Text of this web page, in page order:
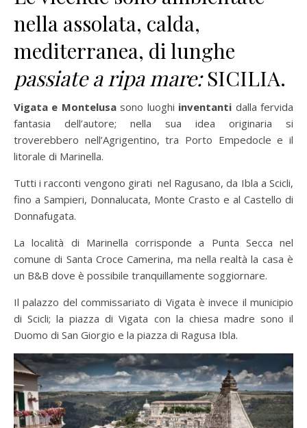
nella assolata, calda,
mediterranea, di lunghe
passiate a ripa mare:SICILIA.
Vigata e Montelusa sono luoghi inventanti dalla fervida
fantasia dell’autore; nella sua idea originaria si
troverebbero nell’Agrigentino, tra Porto Empedocle e il
litorale di Marinella.
Tutti i racconti vengono girati nel Ragusano, da Ibla a Scicli,
fino a Sampieri, Donnalucata, Monte Crasto e al Castello di
Donnafugata.
La località di Marinella corrisponde a Punta Secca nel
comune di Santa Croce Camerina, ma nella realtà la casa è
un B&B dove è possibile tranquillamente soggiornare.
Il palazzo del commissariato di Vigata è invece il municipio
di Scicli; la piazza di Vigata con la chiesa madre sono il
Duomo di San Giorgio e la piazza di Ragusa Ibla.